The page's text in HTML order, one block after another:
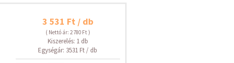
3 531 Ft / db
( Nettó ár: 2 780 Ft )
Kiszerelés: 1 db
Egységár: 3531 Ft / db